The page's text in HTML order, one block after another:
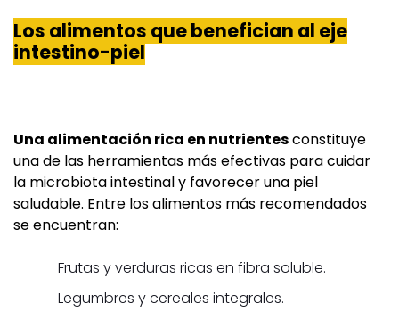
Los alimentos que benefician al eje
intestino-piel
Una alimentación rica en nutrientesconstituye
una de las herramientas más efectivas para cuidar
la microbiota intestinal y favorecer una piel
saludable. Entre los alimentos más recomendados
se encuentran:
Frutas y verduras ricas en fibra soluble.
Legumbres y cereales integrales.